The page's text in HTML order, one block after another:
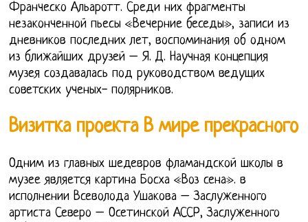
Франческо Альаротт. Среди них фрагменты
незаконченной пьесы «Вечерние беседы», записи из
дневников последних лет, воспоминания об одном
из ближайших друзей – Я. Д. Научная концепция
музея создавалась под руководством ведущих
советских ученых- полярников.
Визитка проекта В мире прекрасного
Одним из главных шедевров фламандской школы в
музее является картина Босха «Воз сена». в
исполнении Всеволода Ушакова – Заслуженного
артиста Северо – Осетинской АССР, Заслуженного